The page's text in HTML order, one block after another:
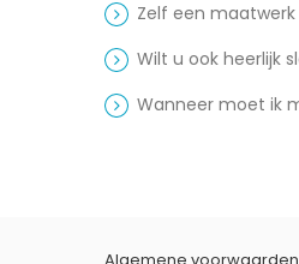
Zelf een
Wilt u ook heerlijk
Wanneer moet ik